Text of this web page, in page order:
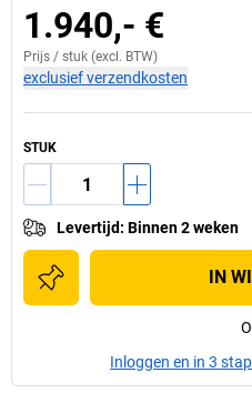
1.940,- €
Prijs / stuk (excl. BTW)
exclusief verzendkosten
STUK
Levertijd: Binnen 2 weken
IN
Inloggen en in 3